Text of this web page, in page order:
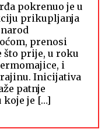
pokrenuo je u
prikupljanja
prenosi
što prije, u roku
i
Inicijativa
patnje
koje je […]